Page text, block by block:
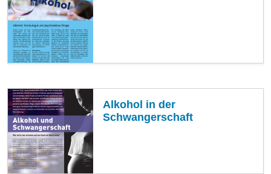
Alkohol in der
Schwangerschaft